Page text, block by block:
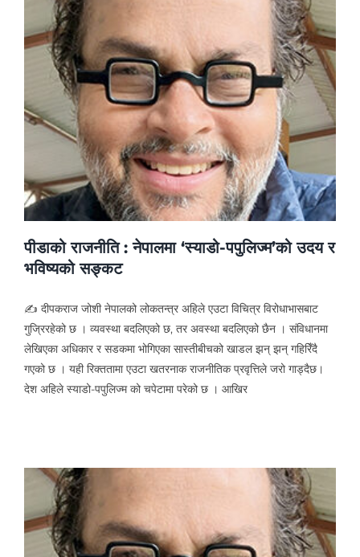
पीडाको राजनीति : नेपालमा ‘स्याडो-पपुलिज्म’को उदय र
भविष्यको सङ्कट
✍ दीपकराज जोशी नेपालको लोकतन्त्र अहिले एउटा विचित्र विरोधाभासबाट
गुज्रिरहेको छ । व्यवस्था बदलिएको छ, तर अवस्था बदलिएको छैन । संविधानमा
लेखिएका अधिकार र सडकमा भोगिएका सास्तीबीचको खाडल झन् झन् गहिरिँदै
गएको छ । यही रिक्ततामा एउटा खतरनाक राजनीतिक प्रवृत्तिले जरो गाड्दैछ।
देश अहिले स्याडो-पपुलिज्म को चपेटामा परेको छ । आखिर